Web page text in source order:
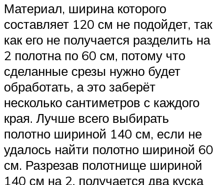
Материал, ширина которого
составляет 120 см не подойдет, так
как его не получается разделить на
2 полотна по 60 см, потому что
сделанные срезы нужно будет
обработать, а это заберёт
несколько сантиметров с каждого
края. Лучше всего выбирать
полотно шириной 140 см, если не
удалось найти полотно шириной 60
см. Разрезав полотнище шириной
140 см на 2, получается два куска